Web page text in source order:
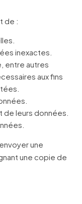
de :
inexactes.
entre autres
aux fins
de leurs données.
une
une copie de